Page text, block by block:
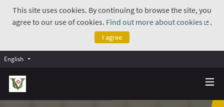
This site uses cookies. By continuing to browse the site, you
agree to our use of cookies. Find out more about cookies
.
I agree
English